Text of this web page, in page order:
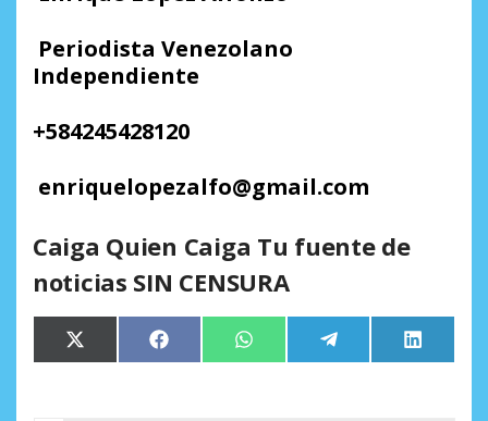
Periodista Venezolano
Independiente
+584245428120
enriquelopezalfo@gmail.com
Caiga Quien Caiga Tu fuente de
noticias SIN CENSURA
Compartir
en
X
(Twitter)
Compartir
en
Facebook Compartir
en
WhatsApp Compartir
en
Telegram
en
LinkedIn